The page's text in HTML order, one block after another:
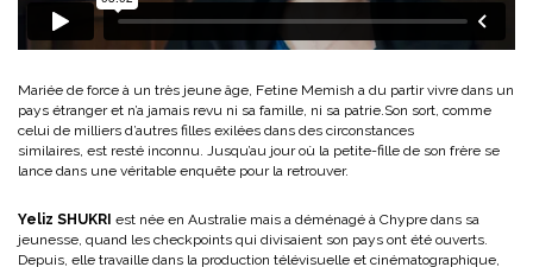
Mariée de force à un très jeune âge, Fetine Memish a du partir vivre dans un
pays étranger et n’a jamais revu ni sa famille, ni sa patrie.Son sort, comme
celui de milliers d’autres filles exilées dans des circonstances
similaires, est resté inconnu. Jusqu’au jour où la petite-fille de son frère se
lance dans une véritable enquête pour la retrouver.
Yeliz SHUKRI est née en Australie mais a déménagé à Chypre dans sa
jeunesse, quand les checkpoints qui divisaient son pays ont été ouverts.
Depuis, elle travaille dans la production télévisuelle et cinématographique,